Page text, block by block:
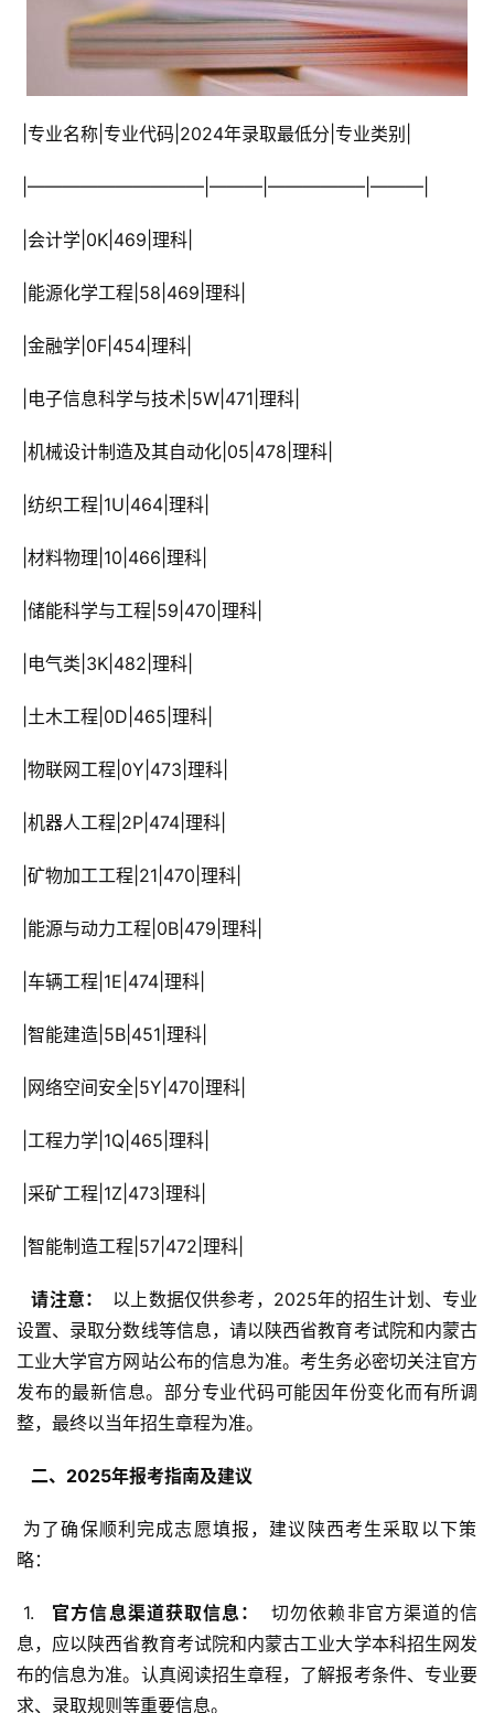
|专业名称|专业代码|2024年录取最低分|专业类别|
|——————————|———|—————–|———|
|会计学|0K|469|理科|
|能源化学工程|58|469|理科|
|金融学|0F|454|理科|
|电子信息科学与技术|5W|471|理科|
|机械设计制造及其自动化|05|478|理科|
|纺织工程|1U|464|理科|
|材料物理|10|466|理科|
|储能科学与工程|59|470|理科|
|电气类|3K|482|理科|
|土木工程|0D|465|理科|
|物联网工程|0Y|473|理科|
|机器人工程|2P|474|理科|
|矿物加工工程|21|470|理科|
|能源与动力工程|0B|479|理科|
|车辆工程|1E|474|理科|
|智能建造|5B|451|理科|
|网络空间安全|5Y|470|理科|
|工程力学|1Q|465|理科|
|采矿工程|1Z|473|理科|
|智能制造工程|57|472|理科|
  请注意：
以上数据仅供参考，2025年的招生计划、专业
设置、录取分数线等信息，请以陕西省教育考试院和内蒙古
工业大学官方网站公布的信息为准。考生务必密切关注官方
发布的最新信息。部分专业代码可能因年份变化而有所调
整，最终以当年招生章程为准。
  二、2025年报考指南及建议
略：
1.
  官方信息渠道获取信息：
切勿依赖非官方渠道的信
息，应以陕西省教育考试院和内蒙古工业大学本科招生网发
布的信息为准。认真阅读招生章程，了解报考条件、专业要
求、录取规则等重要信息。